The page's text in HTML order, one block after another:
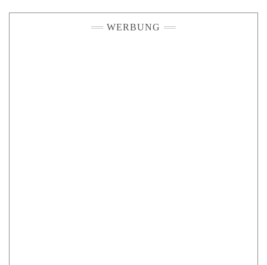
WERBUNG